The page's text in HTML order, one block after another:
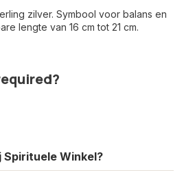
zilver. Symbool voor balans en
lengte van 16 cm tot 21 cm.
Spirituele Winkel?